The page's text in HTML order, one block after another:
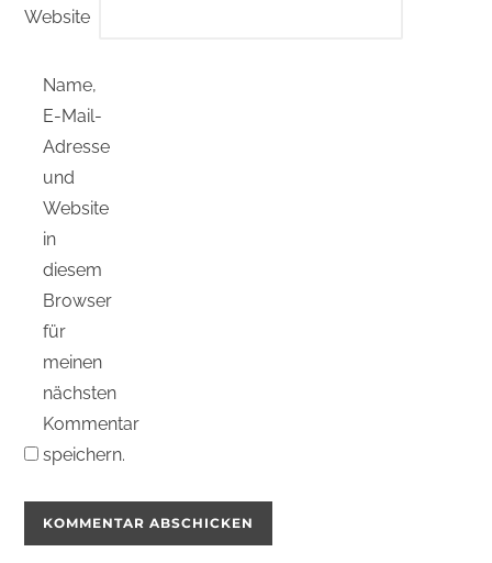
Website
Name,
E-Mail-
Adresse
und
Website
in
diesem
Browser
für
meinen
nächsten
Kommentar
speichern.